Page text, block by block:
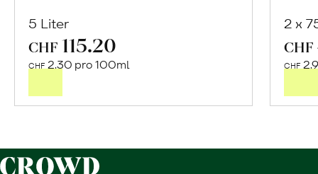
5 Liter
CHF 115.20
CHF2.30 pro 100ml
den
2 x
CHF
CHF